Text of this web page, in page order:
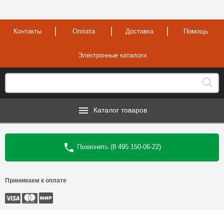
Контакты Оплата Доставка Помощь
Электронные каталоги
Каталог товаров
Позвонить (8 495 150-06-22)
Принимаем к оплате